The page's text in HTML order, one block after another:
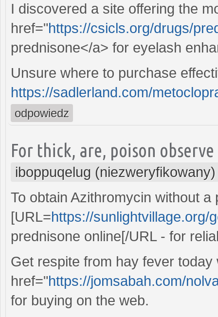
I discovered a site offering the
href="https://csicls.org/drugs/
prednisone</a> for eyelash
Unsure where to purchase
https://sadlerland.com/
odpowiedz
For thick, are, poison
iboppuqelug (niezweryfikowany)
To obtain Azithromycin without
[URL=https://sunlightvillage.org/
prednisone online[/URL - for
Get respite from hay fever today
href="https://jomsabah.com/
for buying on the web.